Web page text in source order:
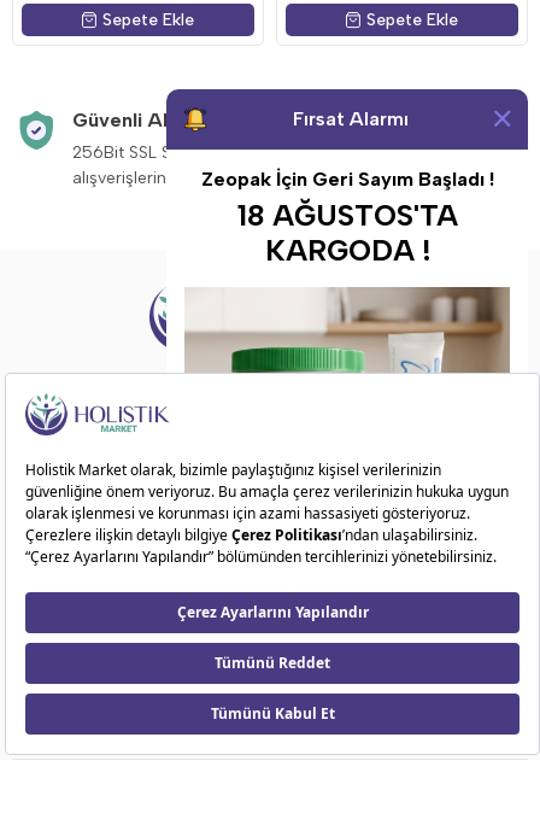
Sepete Ekle Sepete Ekle
Güvenli Alışveriş
256Bit SSL Sertifikası ile
alışverişleriniz güvende.
Aynı Gün Kargo
Saat 14:00’a kadar
siparişleriniz aynı
Kategoriler
Fırsat Alarmı
Zeopak İçin Geri Sayım Başladı !
18 AĞUSTOS'TA
KARGODA !
ÖN SİPARİŞ FIRSATI
11
Gün
09
Saat Dakika Saniye